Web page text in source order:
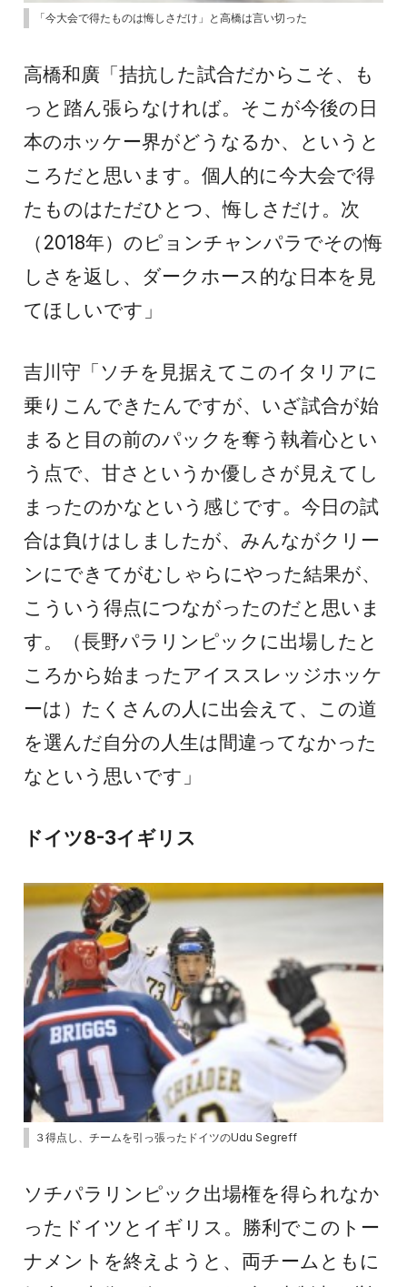
「今大会で得たものは悔しさだけ」と高橋は言い切った
高橋和廣「拮抗した試合だからこそ、も
っと踏ん張らなければ。そこが今後の日
本のホッケー界がどうなるか、というと
ころだと思います。個人的に今大会で得
たものはただひとつ、悔しさだけ。次
（2018年）のピョンチャンパラでその悔
しさを返し、ダークホース的な日本を見
てほしいです」
吉川守「ソチを見据えてこのイタリアに
乗りこんできたんですが、いざ試合が始
まると目の前のパックを奪う執着心とい
う点で、甘さというか優しさが見えてし
まったのかなという感じです。今日の試
合は負けはしましたが、みんながクリー
ンにできてがむしゃらにやった結果が、
こういう得点につながったのだと思いま
す。（長野パラリンピックに出場したと
ころから始まったアイススレッジホッケ
ーは）たくさんの人に出会えて、この道
を選んだ自分の人生は間違ってなかった
なという思いです」
ドイツ8-3イギリス
３得点し、チームを引っ張ったドイツのUdu Segreff
ソチパラリンピック出場権を得られなか
ったドイツとイギリス。勝利でこのトー
ナメントを終えようと、両チームともに